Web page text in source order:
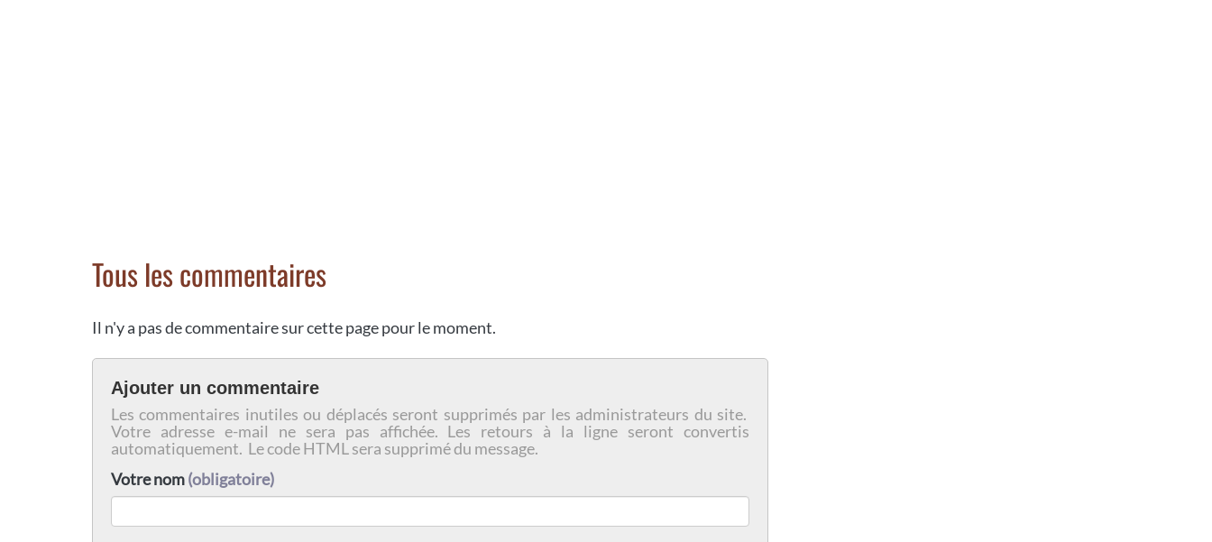
Tous les commentaires
Il n'y a pas de commentaire sur cette page pour le moment.
Ajouter un commentaire
Les commentaires inutiles ou déplacés seront supprimés par les administrateurs du site.
Votre adresse e-mail ne sera pas affichée. Les retours à la ligne seront convertis
automatiquement. Le code HTML sera supprimé du message.
Votre nom(obligatoire)